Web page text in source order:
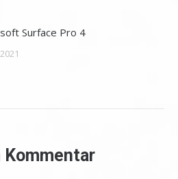
Surface Pro 4
Kommentar